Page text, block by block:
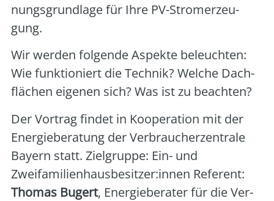
nungs­grund­la­ge für Ihre PV-Strom­erzeu­
gung.
Wir wer­den fol­gen­de Aspek­te beleuch­ten:
Wie funk­tio­niert die Tech­nik? Wel­che Dach­
flä­chen eige­nen sich? Was ist zu beach­ten?
Der Vor­trag fin­det in Koope­ra­ti­on mit der
Ener­gie­be­ra­tung der Ver­brau­cher­zen­tra­le
Bay­ern statt. Ziel­grup­pe: Ein- und
Zweifamilienhausbesitzer:innen Refe­rent:
Tho­mas Bug­ert, Ener­gie­be­ra­ter für die Ver­